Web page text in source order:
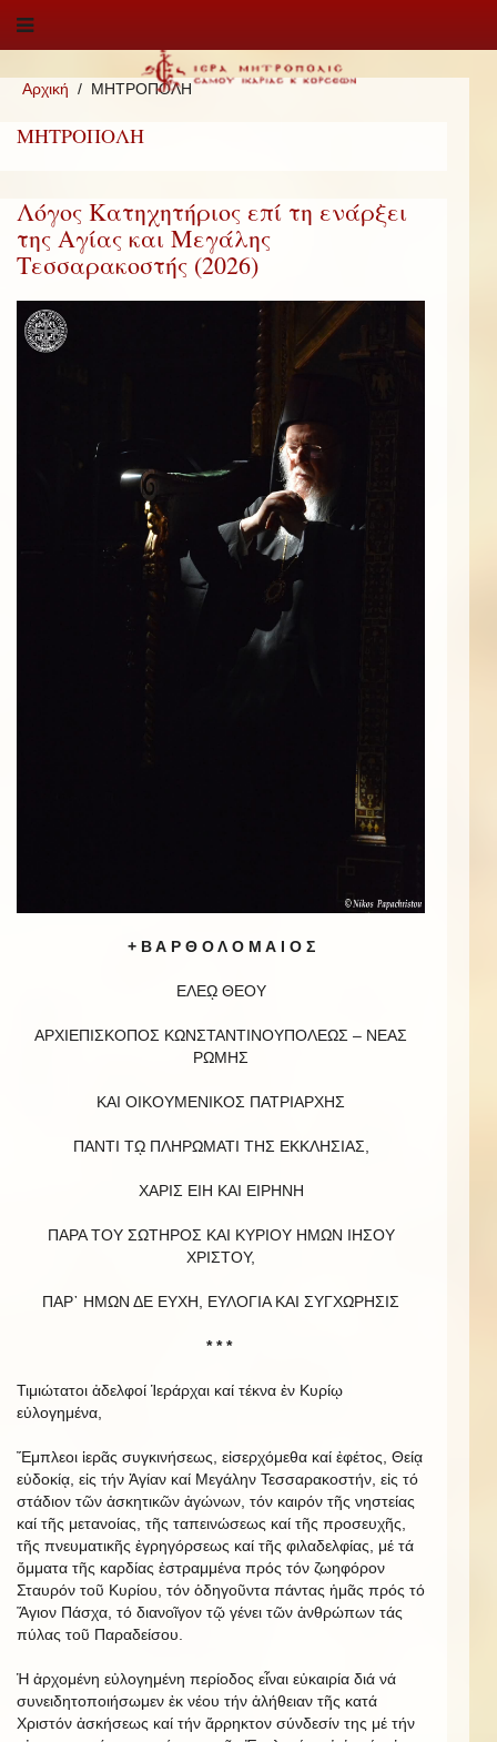
Αρχική ΜΗΤΡΟΠΟΛΗ
ΜΗΤΡΟΠΟΛΗ
Λόγος Κατηχητήριος επί τη ενάρξει
της Αγίας και Μεγάλης
Τεσσαρακοστής (2026)
+ Β Α Ρ Θ Ο Λ Ο Μ Α Ι Ο Σ
ΕΛΕῼ ΘΕΟΥ
ΑΡΧΙΕΠΙΣΚΟΠΟΣ ΚΩΝΣΤΑΝΤΙΝΟΥΠΟΛΕΩΣ – ΝΕΑΣ
ΡΩΜΗΣ
ΚΑΙ ΟΙΚΟΥΜΕΝΙΚΟΣ ΠΑΤΡΙΑΡΧΗΣ
ΠΑΝΤΙ Τῼ ΠΛΗΡΩΜΑΤΙ ΤΗΣ ΕΚΚΛΗΣΙΑΣ,
ΧΑΡΙΣ ΕΙΗ ΚΑΙ ΕΙΡΗΝΗ
ΠΑΡΑ ΤΟΥ ΣΩΤΗΡΟΣ ΚΑΙ ΚΥΡΙΟΥ ΗΜΩΝ ΙΗΣΟΥ
ΧΡΙΣΤΟΥ,
ΠΑΡ᾿ HΜΩΝ ΔΕ ΕΥΧΗ, ΕΥΛΟΓΙΑ ΚΑΙ ΣΥΓΧΩΡΗΣΙΣ
* * *
Τιμιώτατοι ἀδελφοί Ἱεράρχαι καί τέκνα ἐν Κυρίῳ
εὐλογημένα,
Ἔμπλεοι ἱερᾶς συγκινήσεως, εἰσερχόμεθα καί ἐφέτος, Θείᾳ
εὐδοκίᾳ, εἰς τήν Ἁγίαν καί Μεγάλην Τεσσαρακοστήν, εἰς τό
στάδιον τῶν ἀσκητικῶν ἀγώνων, τόν καιρόν τῆς νηστείας
καί τῆς μετανοίας, τῆς ταπεινώσεως καί τῆς προσευχῆς,
τῆς πνευματικῆς ἐγρηγόρσεως καί τῆς φιλαδελφίας, μέ τά
ὄμματα τῆς καρδίας ἐστραμμένα πρός τόν ζωηφόρον
Σταυρόν τοῦ Κυρίου, τόν ὁδηγοῦντα πάντας ἡμᾶς πρός τό
Ἅγιον Πάσχα, τό διανοῖγον τῷ γένει τῶν ἀνθρώπων τάς
πύλας τοῦ Παραδείσου.
Ἡ ἀρχομένη εὐλογημένη περίοδος εἶναι εὐκαιρία διά νά
συνειδητοποιήσωμεν ἐκ νέου τήν ἀλήθειαν τῆς κατά
Χριστόν ἀσκήσεως καί τήν ἄρρηκτον σύνδεσίν της μέ τήν